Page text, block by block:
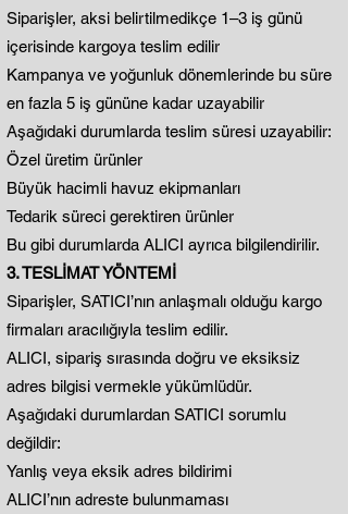
Siparişler, aksi belirtilmedikçe 1–3 iş günü
içerisinde kargoya teslim edilir
Kampanya ve yoğunluk dönemlerinde bu süre
en fazla 5 iş gününe kadar uzayabilir
Aşağıdaki durumlarda teslim süresi uzayabilir:
Özel üretim ürünler
Büyük hacimli havuz ekipmanları
Tedarik süreci gerektiren ürünler
Bu gibi durumlarda ALICI ayrıca bilgilendirilir.
3. TESLİMAT YÖNTEMİ
Siparişler, SATICI’nın anlaşmalı olduğu kargo
firmaları aracılığıyla teslim edilir.
ALICI, sipariş sırasında doğru ve eksiksiz
adres bilgisi vermekle yükümlüdür.
Aşağıdaki durumlardan SATICI sorumlu
değildir:
Yanlış veya eksik adres bildirimi
ALICI’nın adreste bulunmaması